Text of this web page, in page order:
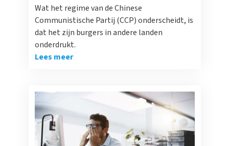
Wat het regime van de Chinese
Communistische Partij (CCP) onderscheidt, is
dat het zijn burgers in andere landen
onderdrukt.
Lees meer